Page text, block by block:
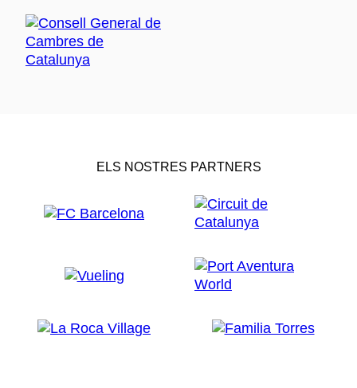
ELS NOSTRES PARTNERS